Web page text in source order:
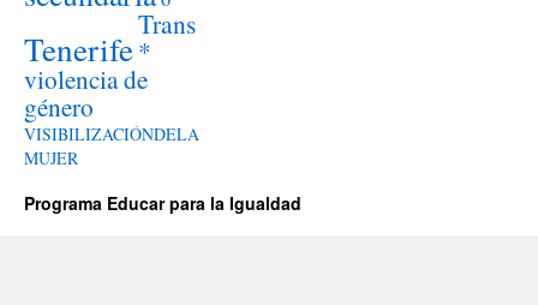
Tenerife
Trans
*
violencia de
género
VISIBILIZACIÓNDELA
MUJER
Programa Educar para la Igualdad